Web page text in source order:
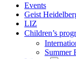
Events
Geist
LIZ
Children’s
Summer